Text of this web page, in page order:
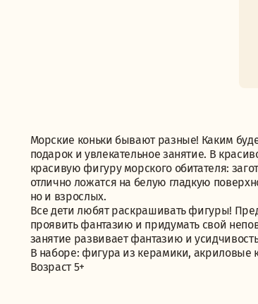
Морские коньки бывают разные! Каким
подарок и увлекательное занятие. В
красивую фигуру морского обитателя:
отлично ложатся на белую гладкую
но и взрослых.
Все дети любят раскрашивать фигуры!
проявить фантазию и придумать свой
занятие развивает фантазию и
В наборе: фигура из керамики, акриловые
Возраст 5+